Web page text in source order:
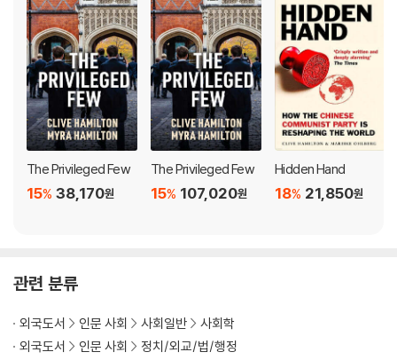
Does history have a meaning?
An Enlightenment fable
'Politics is fate'
5 The Rise and Fall of the Super-agent
Freedom is woven into nature-as-a-whole
Responsibility is not enough
Notes
Index
The Privileged Few
38,170원
15%
The Privileged Few
107,020원
15%
Hidden Hand
21,850원
18%
관련 분류
외국도서 인문 사회 사회일반
사회학
외국도서
인문 사회
정치/외교/법/행정